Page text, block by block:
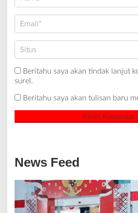
Beritahu saya akan tindak lanjut
surel.
Beritahu saya akan tulisan baru
News Feed